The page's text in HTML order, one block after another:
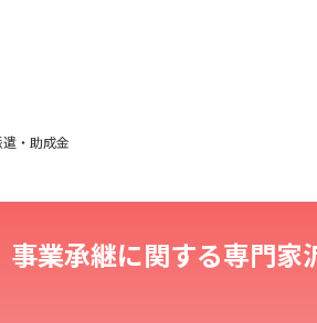
・助成金
事業承継に関する専門家